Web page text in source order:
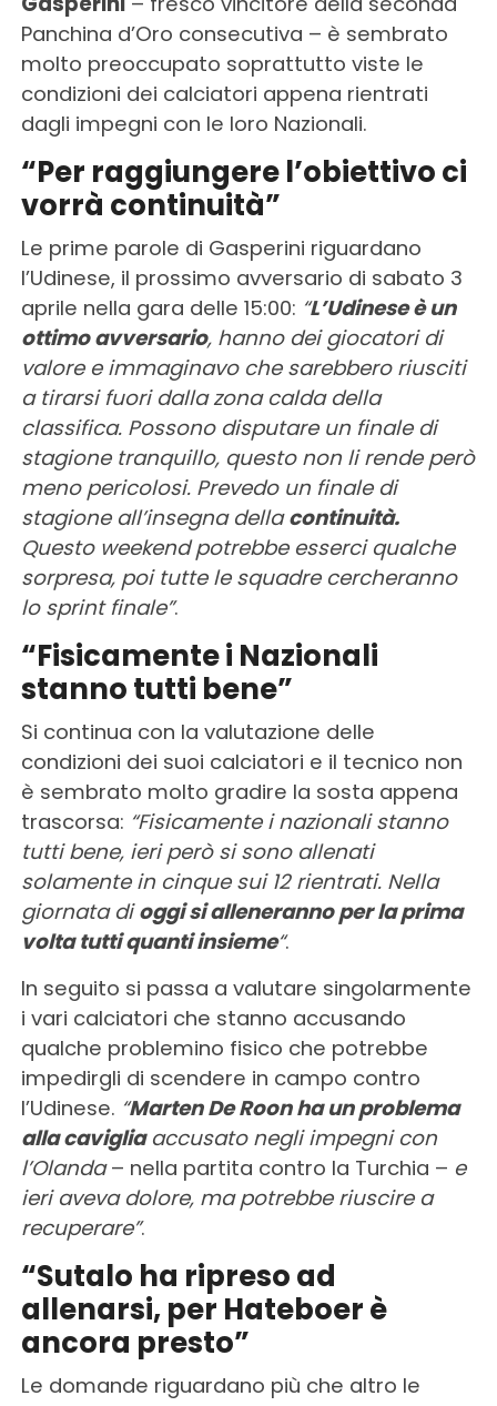
Panchina d’Oro consecutiva – è sembrato
molto preoccupato soprattutto viste le
condizioni dei calciatori appena rientrati
dagli impegni con le loro Nazionali.
“Per raggiungere l’obiettivo ci
vorrà continuità”
Le prime parole di Gasperini riguardano
l’Udinese, il prossimo avversario di sabato 3
aprile nella gara delle 15:00: “L’Udinese è un
ottimo avversario, hanno dei giocatori di
valore e immaginavo che sarebbero riusciti
a tirarsi fuori dalla zona calda della
classifica. Possono disputare un finale di
stagione tranquillo, questo non li rende però
meno pericolosi. Prevedo un finale di
stagione all’insegna dellacontinuità.
Questo weekend potrebbe esserci qualche
sorpresa, poi tutte le squadre cercheranno
lo sprint finale”.
“Fisicamente i Nazionali
stanno tutti bene”
Si continua con la valutazione delle
condizioni dei suoi calciatori e il tecnico non
è sembrato molto gradire la sosta appena
trascorsa: “Fisicamente i nazionali stanno
tutti bene, ieri però si sono allenati
solamente in cinque sui 12 rientrati. Nella
giornata dioggi si alleneranno per la prima
volta tutti quanti insieme“.
In seguito si passa a valutare singolarmente
i vari calciatori che stanno accusando
qualche problemino fisico che potrebbe
impedirgli di scendere in campo contro
l’Udinese. “Marten De Roon ha un problema
alla cavigliaaccusato negli impegni con
l’Olanda– nella partita contro la Turchia – e
ieri aveva dolore, ma potrebbe riuscire a
recuperare”.
“Sutalo ha ripreso ad
allenarsi, per Hateboer è
ancora presto”
Le domande riguardano più che altro le